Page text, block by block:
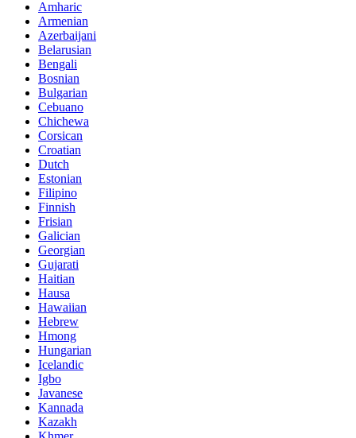
Amharic
Armenian
Azerbaijani
Belarusian
Bengali
Bosnian
Bulgarian
Cebuano
Chichewa
Corsican
Croatian
Dutch
Estonian
Filipino
Finnish
Frisian
Galician
Georgian
Gujarati
Haitian
Hausa
Hawaiian
Hebrew
Hmong
Hungarian
Icelandic
Igbo
Javanese
Kannada
Kazakh